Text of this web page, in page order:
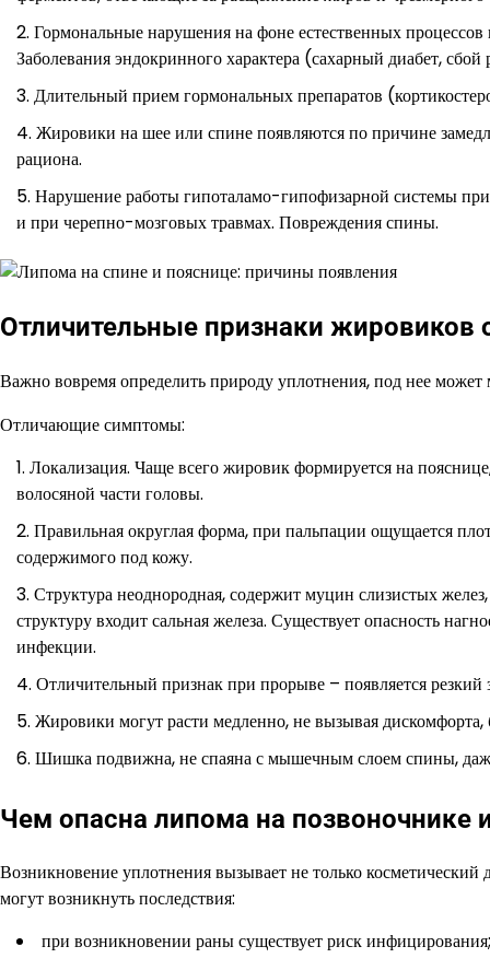
Гормональные нарушения на фоне естественных
Заболевания эндокринного характера (сахарный диабет,
Длительный прием гормональных препаратов
Жировики на шее или спине появляются по причине
рациона.
Нарушение работы гипоталамо-гипофизарной системы
и при черепно-мозговых травмах. Повреждения спины.
Отличительные признаки жировиков
Важно вовремя определить природу уплотнения, под нее может
Отличающие симптомы:
Локализация. Чаще всего жировик формируется на
волосяной части головы.
Правильная округлая форма, при пальпации ощущается
содержимого под кожу.
Структура неоднородная, содержит муцин слизистых
структуру входит сальная железа. Существует опасность
инфекции.
Отличительный признак при прорыве – появляется резкий
Жировики могут расти медленно, не вызывая дискомфорта,
Шишка подвижна, не спаяна с мышечным слоем спины,
Чем опасна липома на позвоночнике
Возникновение уплотнения вызывает не только
могут возникнуть последствия:
при возникновении раны существует риск инфицирования;